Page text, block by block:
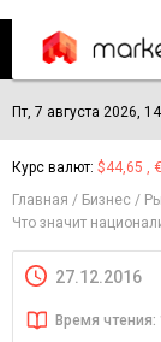
Пт, 7 августа 2026,
Курс валют: $44,65 ,
Главная
Бизнес
Что значит
27.12.2016
Время чтения: